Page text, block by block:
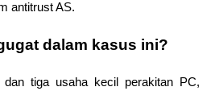
antitrust AS.
dalam kasus ini?
dan tiga usaha kecil perakitan PC,